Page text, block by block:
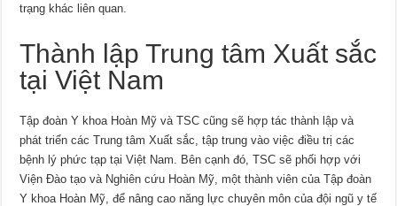
trạng khác liên quan.
Thành lập Trung tâm Xuất sắc
tại Việt Nam
Tập đoàn Y khoa Hoàn Mỹ và TSC cũng sẽ hợp tác thành lập và
phát triển các Trung tâm Xuất sắc, tập trung vào việc điều trị các
bệnh lý phức tạp tại Việt Nam. Bên cạnh đó, TSC sẽ phối hợp với
Viện Đào tạo và Nghiên cứu Hoàn Mỹ, một thành viên của Tập đoàn
Y khoa Hoàn Mỹ, để nâng cao năng lực chuyên môn của đội ngũ y tế